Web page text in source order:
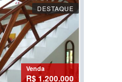
DESTAQUE
Venda
R$ 1.200.000